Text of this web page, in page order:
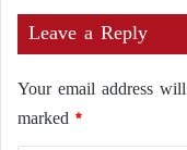
Leave a Reply
Your email address
marked *